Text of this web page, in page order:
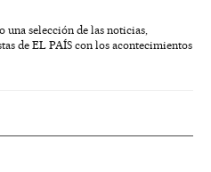
una selección de las noticias,
de EL PAÍS con los acontecimientos